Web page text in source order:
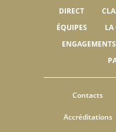
DIRECT
ÉQUIPES
LA
ENGAGEMENTS
Contacts
Accréditations